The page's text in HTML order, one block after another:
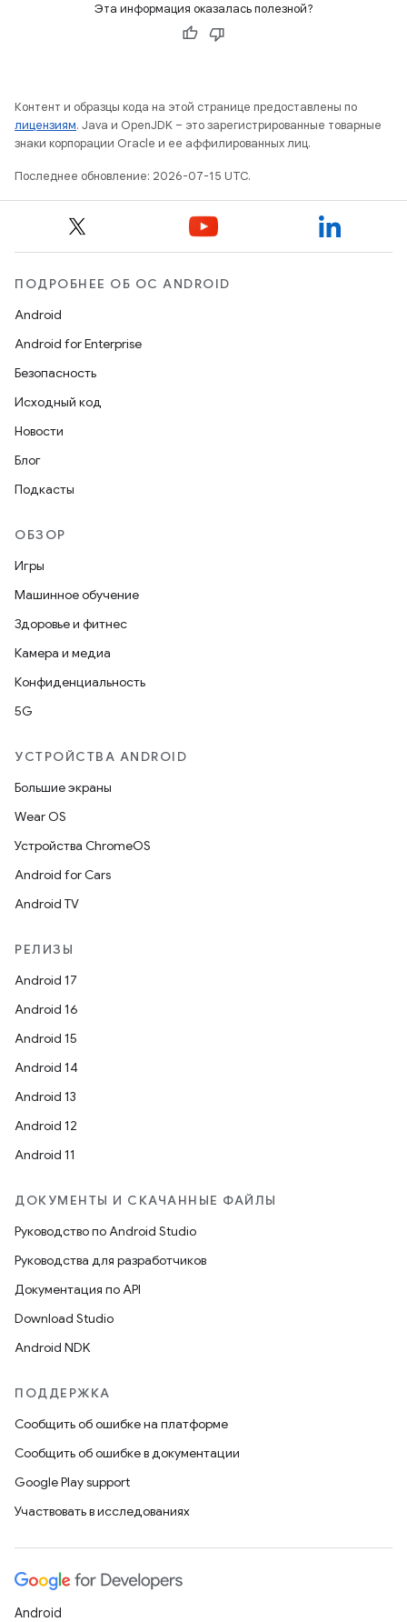
Эта информация оказалась полезной?
Контент и образцы кода на этой странице предоставлены по
лицензиям. Java и OpenJDK – это зарегистрированные товарные
знаки корпорации Oracle и ее аффилированных лиц.
Последнее обновление: 2026-07-15 UTC.
ПОДРОБНЕЕ ОБ ОС ANDROID
Android
Android for Enterprise
Безопасность
Исходный код
Новости
Блог
Подкасты
ОБЗОР
Игры
Машинное обучение
Здоровье и фитнес
Камера и медиа
Конфиденциальность
5G
УСТРОЙСТВА ANDROID
Большие экраны
Wear OS
Устройства ChromeOS
Android for Cars
Android TV
РЕЛИЗЫ
Android 17
Android 16
Android 15
Android 14
Android 13
Android 12
Android 11
ДОКУМЕНТЫ И СКАЧАННЫЕ ФАЙЛЫ
Руководство по Android Studio
Руководства для разработчиков
Документация по API
Download Studio
Android NDK
ПОДДЕРЖКА
Сообщить об ошибке на платформе
Сообщить об ошибке в документации
Google Play support
Участвовать в исследованиях
Android